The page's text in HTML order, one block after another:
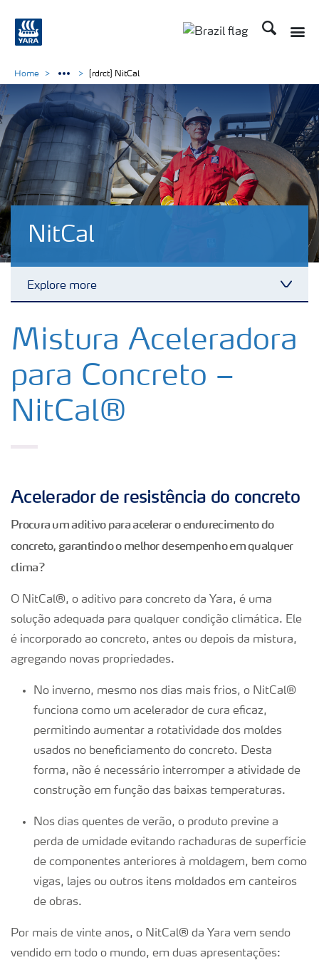
Busca
NitCal
Explore more
[rdrct] Ácido Nítrico
[rdrct] Ácido Sulfúrico
[rdrct] DipCal
[rdrct] Enxofre
[rdrct] Nitrato de Amônio – Grau Eletrônico
[rdrct] Amônia
[rdrct] Ureia técnica
Home [rdrct] NitCal
Mistura Aceleradora
para Concreto –
NitCal®
Acelerador de resistência do concreto
Procura um aditivo para acelerar o endurecimento do
concreto, garantindo o melhor desempenho em qualquer
clima?
O NitCal®, o aditivo para concreto da Yara, é uma
solução adequada para qualquer condição climática. Ele
é incorporado ao concreto, antes ou depois da mistura,
agregando novas propriedades.
No inverno, mesmo nos dias mais frios, o NitCal®
funciona como um acelerador de cura eficaz,
permitindo aumentar a rotatividade dos moldes
usados no beneficiamento do concreto. Desta
forma, não é necessário interromper a atividade de
construção em função das baixas temperaturas.
Nos dias quentes de verão, o produto previne a
perda de umidade evitando rachaduras de superfície
de componentes anteriores à moldagem, bem como
vigas, lajes ou outros itens moldados em canteiros
de obras.
Por mais de vinte anos, o NitCal® da Yara vem sendo
vendido em todo o mundo, em duas apresentações: